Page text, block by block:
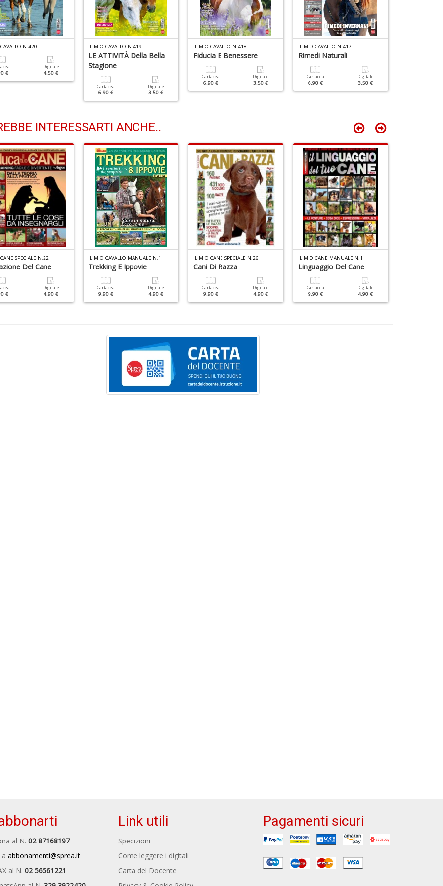
N.420
€
Digitale
4.50 €
IL MIO CAVALLO N.419
LE ATTIVITÀ Della Bella
Stagione
Cartacea
6.90 €
Digitale
3.50 €
IL MIO CAVALLO N.418
Fiducia E Benessere
Cartacea
6.90 €
Digitale
3.50 €
IL MIO CAVALLO N.417
Rimedi Naturali
Cartacea
6.90 €
Digitale
3.50 €
INTERESSARTI ANCHE..
SPECIALE N.22
Del Cane
€
Digitale
4.90 €
IL MIO CAVALLO MANUALE N.1
Trekking E Ippovie
Cartacea
9.90 €
Digitale
4.90 €
IL MIO CANE SPECIALE N.26
Cani Di Razza
Cartacea
9.90 €
Digitale
4.90 €
IL MIO CANE MANUALE N.1
Linguaggio Del Cane
Cartacea
9.90 €
Digitale
4.90 €
al N. 02 87168197
abbonamenti@sprea.it
al N. 02 56561221
Link utili
Spedizioni
Come leggere i digitali
Carta del Docente
Pagamenti sicuri